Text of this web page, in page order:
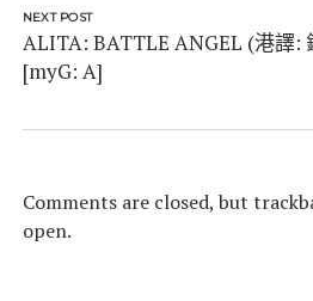
NEXT POST
ALITA: BATTLE ANGEL (港譯:
[myG: A]
Comments are closed, but
open.